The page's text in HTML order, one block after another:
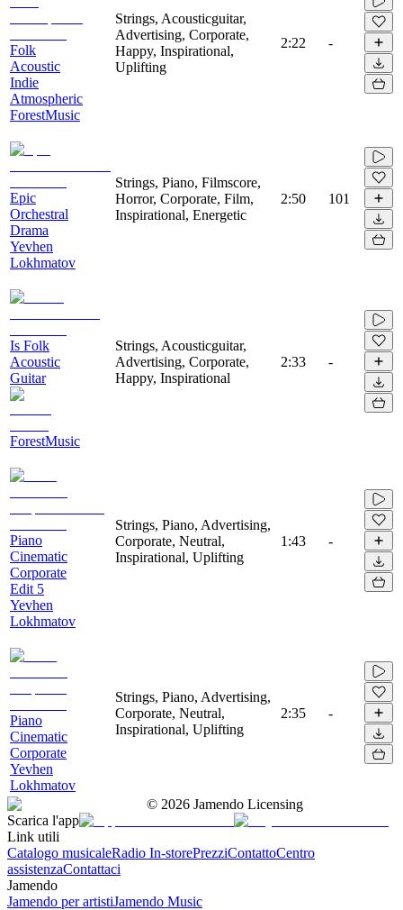
Folk
Acoustic
Indie
Atmospheric
ForestMusic
Strings, Acousticguitar,
Advertising, Corporate,
Happy, Inspirational,
Uplifting
2:22 -
Epic
Orchestral
Drama
Yevhen
Lokhmatov
Strings, Piano, Filmscore,
Horror, Corporate, Film,
Inspirational, Energetic
2:50 101
Is Folk
Acoustic
Guitar
ForestMusic
Strings, Acousticguitar,
Advertising, Corporate,
Happy, Inspirational
2:33 -
Piano
Cinematic
Corporate
Edit 5
Yevhen
Lokhmatov
Strings, Piano, Advertising,
Corporate, Neutral,
Inspirational, Uplifting
1:43 -
Piano
Cinematic
Corporate
Yevhen
Lokhmatov
Strings, Piano, Advertising,
Corporate, Neutral,
Inspirational, Uplifting
2:35 -
© 2026 Jamendo Licensing
Scarica l'app
Link utili
Catalogo musicaleRadio In-storePrezziContattoCentro
assistenzaContattaci
Jamendo
Jamendo per artistiJamendo Music